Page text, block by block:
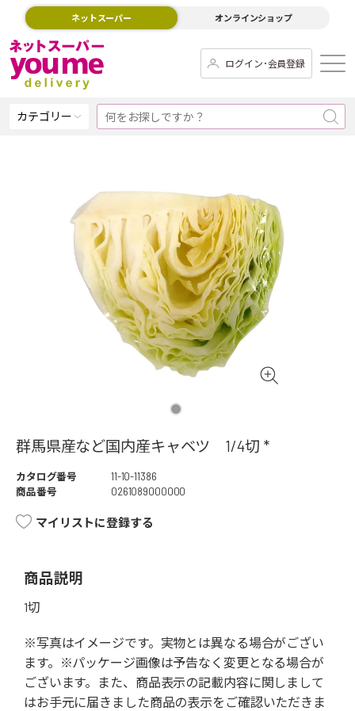
ネットスーパー オンラインショップ
ログイン･会員登録
カテゴリー
群馬県産など国内産キャベツ 1/4切 *
カタログ番号
11-10-11386
商品番号
0261089000000
マイリストに登録する
商品説明
1切
※写真はイメージです。実物とは異なる場合がござい
ます。※パッケージ画像は予告なく変更となる場合が
ございます。また、商品表示の記載内容に関しまして
はお手元に届きました商品の表示をご確認いただきま